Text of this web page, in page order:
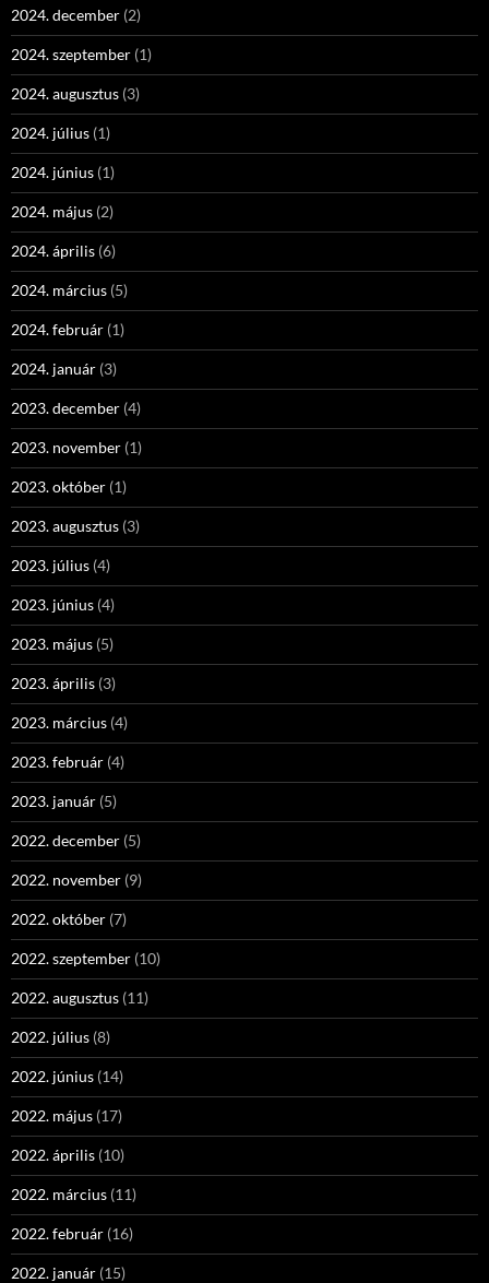
2024. december (2)
2024. szeptember (1)
2024. augusztus (3)
2024. július (1)
2024. június (1)
2024. május (2)
2024. április (6)
2024. március (5)
2024. február (1)
2024. január (3)
2023. december (4)
2023. november (1)
2023. október (1)
2023. augusztus (3)
2023. július (4)
2023. június (4)
2023. május (5)
2023. április (3)
2023. március (4)
2023. február (4)
2023. január (5)
2022. december (5)
2022. november (9)
2022. október (7)
2022. szeptember (10)
2022. augusztus (11)
2022. július (8)
2022. június (14)
2022. május (17)
2022. április (10)
2022. március (11)
2022. február (16)
2022. január (15)